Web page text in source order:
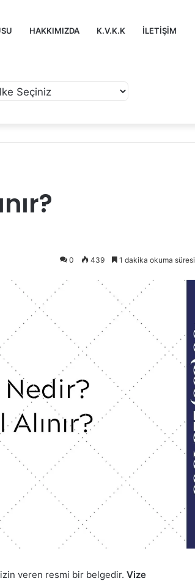
HAKKIMIZDA K.V.K.K İLETIŞIM
0 439 1 dakika okuma süresi
veren resmi bir belgedir. Vize